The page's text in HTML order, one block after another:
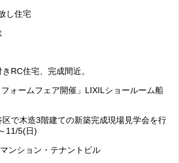
し住宅
RC住宅、完成間近。
ォームフェア開催」LIXILショールーム船
で木造3階建ての新築完成現場見学会を行
11/5(日)
ンション・テナントビル